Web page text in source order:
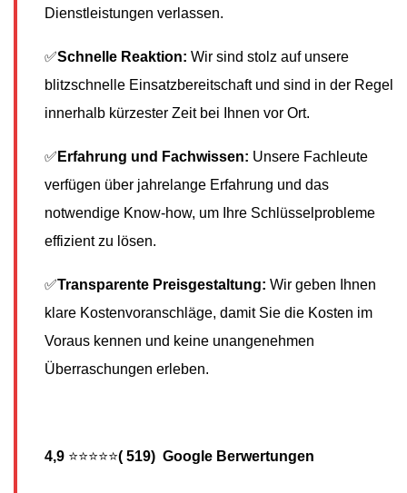
Dienstleistungen verlassen.
✅Schnelle Reaktion: Wir sind stolz auf unsere
blitzschnelle Einsatzbereitschaft und sind in der Regel
innerhalb kürzester Zeit bei Ihnen vor Ort.
✅ Erfahrung und Fachwissen: Unsere Fachleute
verfügen über jahrelange Erfahrung und das
notwendige Know-how, um Ihre Schlüsselprobleme
effizient zu lösen.
✅Transparente Preisgestaltung: Wir geben Ihnen
klare Kostenvoranschläge, damit Sie die Kosten im
Voraus kennen und keine unangenehmen
Überraschungen erleben.
4,9 ⭐⭐⭐⭐⭐( 519) Google Berwertungen